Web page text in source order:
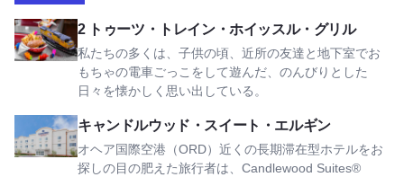
2 トゥーツ・トレイン・ホイッスル・グリル
私たちの多くは、子供の頃、近所の友達と地下室でお
もちゃの電車ごっこをして遊んだ、のんびりとした
日々を懐かしく思い出している。
2トゥーツ・トレイン・ホイッスル・グリルを見る
キャンドルウッド・スイート・エルギン
オヘア国際空港（ORD）近くの長期滞在型ホテルをお
探しの目の肥えた旅行者は、Candlewood Suites®
キャンドルウッド・スイート・エルジンを表示